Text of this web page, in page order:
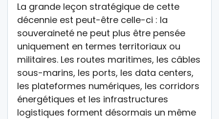
La grande leçon stratégique de cette
décennie est peut-être celle-ci : la
souveraineté ne peut plus être pensée
uniquement en termes territoriaux ou
militaires. Les routes maritimes, les câbles
sous-marins, les ports, les data centers,
les plateformes numériques, les corridors
énergétiques et les infrastructures
logistiques forment désormais un même